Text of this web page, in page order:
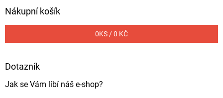
Nákupní košík
0KS /0 KČ
Dotazník
Jak se Vám líbí náš e-shop?